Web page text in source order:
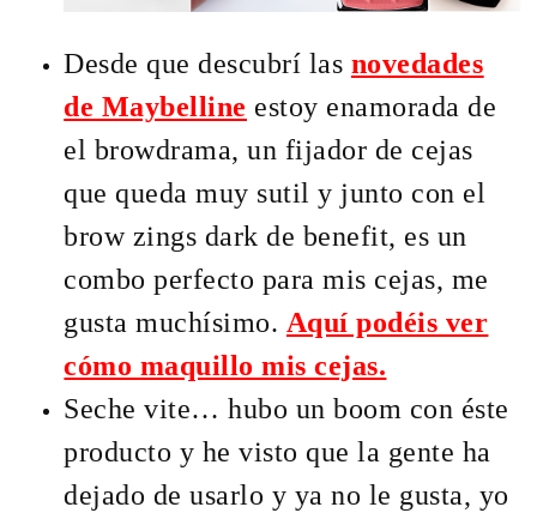
Desde que descubrí las novedades
de Maybelline estoy enamorada de
el browdrama, un fijador de cejas
que queda muy sutil y junto con el
brow zings dark de benefit, es un
combo perfecto para mis cejas, me
gusta muchísimo. Aquí podéis ver
cómo maquillo mis cejas.
Seche vite… hubo un boom con éste
producto y he visto que la gente ha
dejado de usarlo y ya no le gusta, yo